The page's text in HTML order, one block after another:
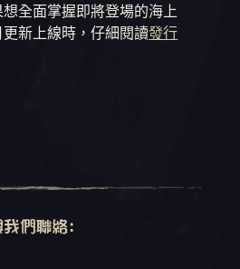
全面掌握即將登場的海上
新上線時，仔細閱讀發行
我們聯絡: